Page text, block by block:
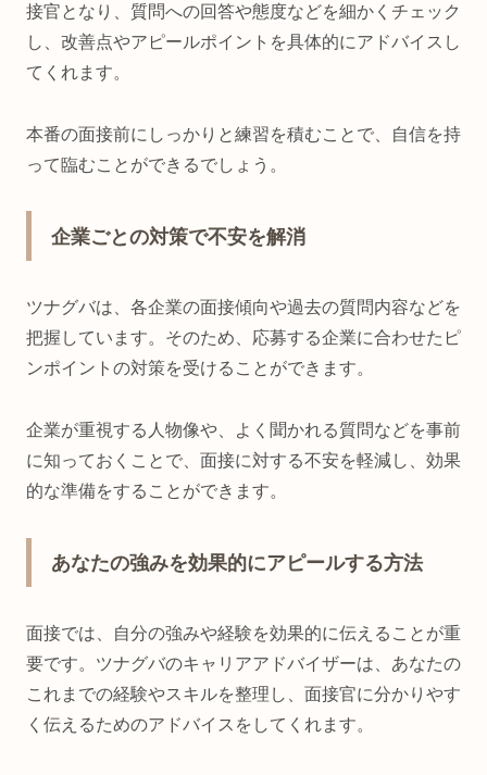
接官となり、質問への回答や態度などを細かくチェック
し、改善点やアピールポイントを具体的にアドバイスし
てくれます。
本番の面接前にしっかりと練習を積むことで、自信を持
って臨むことができるでしょう。
企業ごとの対策で不安を解消
ツナグバは、各企業の面接傾向や過去の質問内容などを
把握しています。そのため、応募する企業に合わせたピ
ンポイントの対策を受けることができます。
企業が重視する人物像や、よく聞かれる質問などを事前
に知っておくことで、面接に対する不安を軽減し、効果
的な準備をすることができます。
あなたの強みを効果的にアピールする方法
面接では、自分の強みや経験を効果的に伝えることが重
要です。ツナグバのキャリアアドバイザーは、あなたの
これまでの経験やスキルを整理し、面接官に分かりやす
く伝えるためのアドバイスをしてくれます。